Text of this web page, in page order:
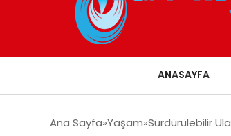
ANASAYFA
Ana Sayfa Yaşam Sürdürülebilir